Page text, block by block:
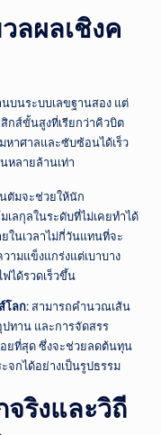
ลผลเชิงค
บนระบบเลขฐานสอง แต่
กส์ขั้นสูงที่เรียกว่าคิวบิต
หาศาลและซับซ้อนได้เร็ว
หลายล้านเท่า
ตัมจะช่วยให้นัก
เลกุลในระดับที่ไม่เคยทำได้
นเวลาไม่กี่วันแทนที่จะ
ามแข็งแกร่งแต่เบาบาง
ได้รวดเร็วขึ้น
โลก:สามารถคำนวณเส้น
ทาน และการจัดสรร
ยที่สุด ซึ่งจะช่วยลดต้นทุน
จกได้อย่างเป็นรูปธรรม
ริงและวิถี